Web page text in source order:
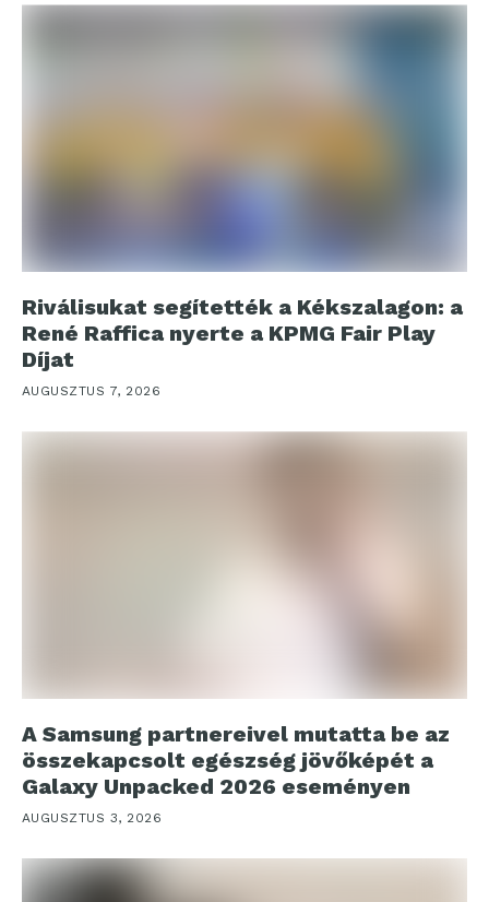
Riválisukat segítették a Kékszalagon: a
René Raffica nyerte a KPMG Fair Play
Díjat
AUGUSZTUS 7, 2026
A Samsung partnereivel mutatta be az
összekapcsolt egészség jövőképét a
Galaxy Unpacked 2026 eseményen
AUGUSZTUS 3, 2026